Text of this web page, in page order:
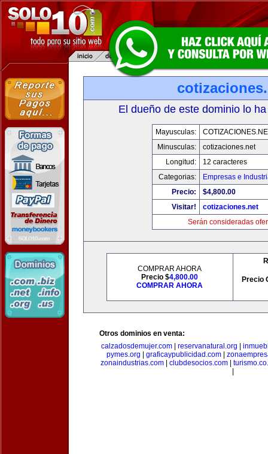
El dueño de este dominio lo
Mayusculas:
Minusculas:
cotizaciones.net
Longitud:
12 caracteres
Categorias:
Empresas e
Precio:
$4,800.00
Visitar!
cotizaciones.net
Serán consideradas
COMPRAR AHORA
Precio $4,800.00
COMPRAR AHORA
Precio
Otros dominios en venta:
calzadosdemujer.com
reservanatural.org
pymes.org
graficaypublicidad.com
zonaindustrias.com| clubdesocios.com|